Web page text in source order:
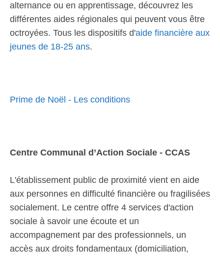
alternance ou en apprentissage, découvrez les
différentes aides régionales qui peuvent vous être
octroyées. Tous les dispositifs d'aide financière aux
jeunes de 18-25 ans.
Prime de Noël - Les conditions
Centre Communal d’Action Sociale - CCAS
L'établissement public de proximité vient en aide
aux personnes en difficulté financière ou fragilisées
socialement. Le centre offre 4 services d'action
sociale à savoir une écoute et un
accompagnement par des professionnels, un
accès aux droits fondamentaux (domiciliation,